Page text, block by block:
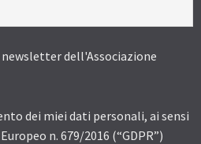
dell'Associazione
dei miei dati personali, ai sensi
n. 679/2016 (“GDPR”)